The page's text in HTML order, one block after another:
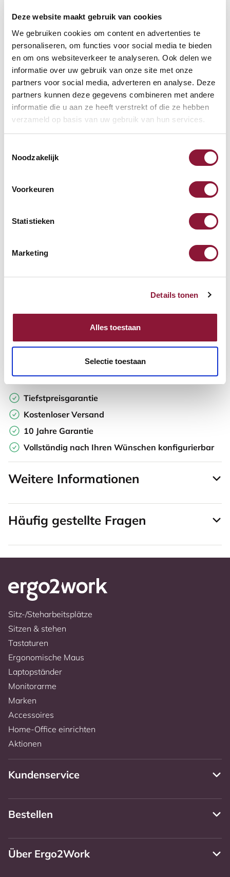
Deze website maakt gebruik van cookies
We gebruiken cookies om content en advertenties te
personaliseren, om functies voor social media te bieden
en om ons websiteverkeer te analyseren. Ook delen we
informatie over uw gebruik van onze site met onze
partners voor social media, adverteren en analyse. Deze
partners kunnen deze gegevens combineren met andere
informatie die u aan ze heeft verstrekt of die ze hebben
verzameld op basis van uw gebruik van hun services.
Noodzakelijk
Voorkeuren
Statistieken
Marketing
Details tonen
Alles toestaan
Selectie toestaan
FUSSRING ?
FUSSRING AUS POLIERTEM ALUMINIUM ?
Verfügbar
Auf der Suche nach Stückzahlen? Machen Sie Ihren Arbeitsplatz
komplett und fordern Sie direkt ein individuelles Angebot an.
Zur Vergleichsliste hinzufügen
Tiefstpreisgarantie
Kostenloser Versand
10 Jahre Garantie
Vollständig nach Ihren Wünschen konfigurierbar
Weitere Informationen
Häufig gestellte Fragen
Sitz-/Steharbeitsplätze
Sitzen & stehen
Tastaturen
Ergonomische Maus
Laptopständer
Monitorarme
Marken
Accessoires
Home-Office einrichten
Aktionen
Kundenservice
Bestellen
Über Ergo2Work